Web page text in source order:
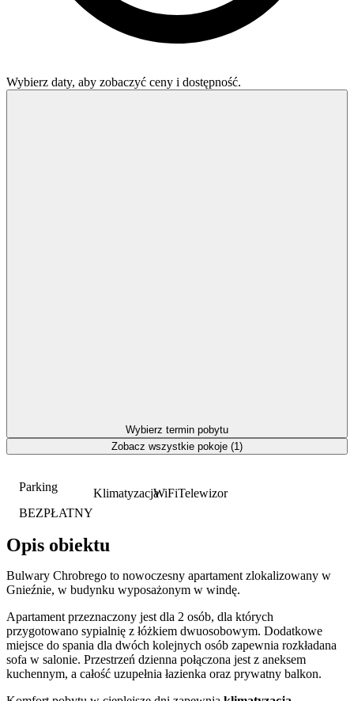
Parking
BEZPŁATNY
KlimatyzacjaWiFiTelewizor
Opis obiektu
Bulwary Chrobrego to nowoczesny apartament zlokalizowany w
Gnieźnie, w budynku wyposażonym w windę.
Apartament przeznaczony jest dla 2 osób, dla których
przygotowano sypialnię z łóżkiem dwuosobowym. Dodatkowe
miejsce do spania dla dwóch kolejnych osób zapewnia rozkładana
sofa w salonie. Przestrzeń dzienna połączona jest z aneksem
kuchennym, a całość uzupełnia łazienka oraz prywatny balkon.
Wybierz daty, aby zobaczyć ceny i dostępność.
Wybierz termin pobytu
Zobacz wszystkie pokoje (1)